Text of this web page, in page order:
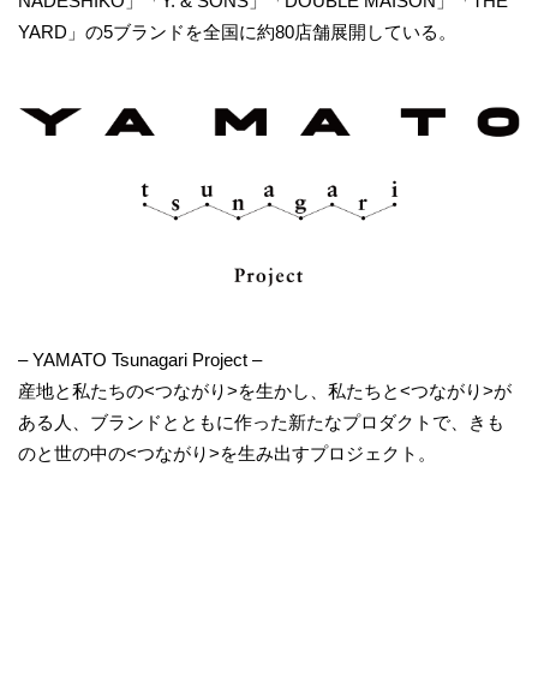
YARD」の5ブランドを全国に約80店舗展開している。
– YAMATO Tsunagari Project –
産地と私たちの<つながり>を生かし、私たちと<つながり>が
ある人、ブランドとともに作った新たなプロダクトで、きも
のと世の中の<つながり>を生み出すプロジェクト。